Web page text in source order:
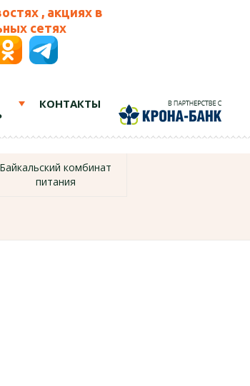
, акциях в
сетях
КОНТАКТЫ
Байкальский комбинат
питания